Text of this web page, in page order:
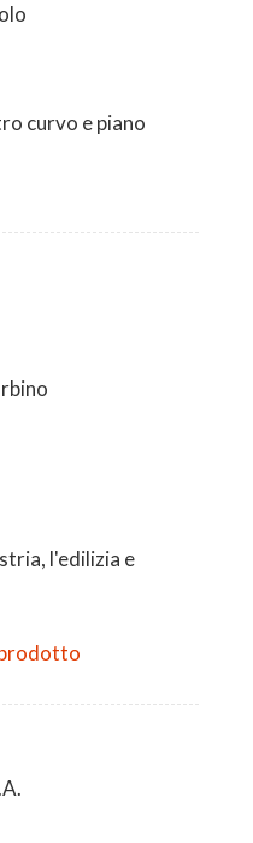
curvo e piano
l'edilizia e